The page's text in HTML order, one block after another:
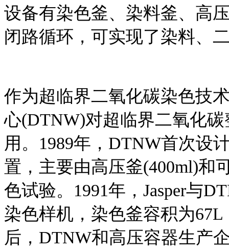
设备有染色釜、染料釜、高
闭路循环，可实现了染料、
作为超临界二氧化碳染色技
心(DTNW)对超临界二氧化
用。1989年，DTNW首次设
置，主要由高压釜(400ml)和
色试验。1991年，Jasper与
染色样机，染色釜容积为
后，DTNW和高压容器生产